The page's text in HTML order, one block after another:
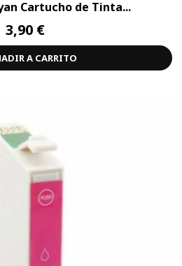
Cartucho de Tinta...
3,90 €
A CARRITO